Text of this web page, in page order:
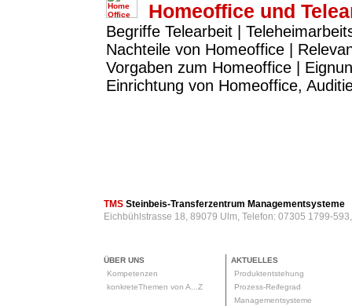
Homeoffice und
Begriffe Telearbeit |
Nachteile von Homeoffice |
Vorgaben zum Homeoffice |
Einrichtung von Homeoffice,
TMS Steinbeis-Transferzentrum Managementsysteme
Eichbühlstrasse 18, 89079 Ulm, Telefon: 07305 1799-
ÜBER UNS
Kompetenzen
konkreteThemen von A...Z
AKTUELLES
Produktentstehung
Prozess-Reifegrad
Managementsysteme